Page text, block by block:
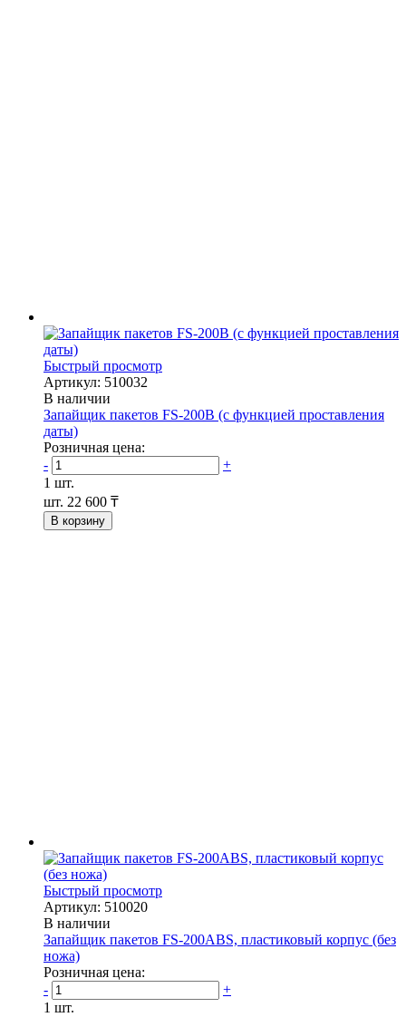
Быстрый просмотр
Артикул: 510032
В наличии
Запайщик пакетов FS-200B (с функцией проставления
даты)
Розничная цена:
-
+
1 шт.
шт. 22 600 ₸
В корзину
Быстрый просмотр
Артикул: 510020
В наличии
Запайщик пакетов FS-200ABS, пластиковый корпус (без
ножа)
Розничная цена:
-
+
1 шт.